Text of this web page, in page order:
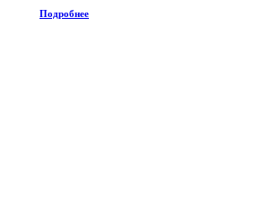
Подробнее